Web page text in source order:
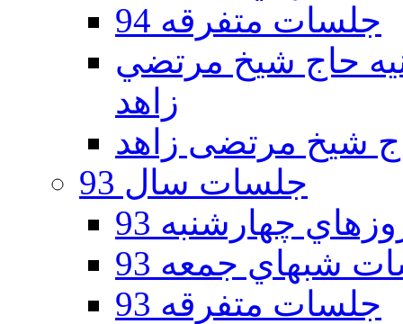
جلسات متفرقه 94
دوم 94 - حسينيه حاج شيخ مرتضي
زاهد
جلسات سال 93
چهارشنبه 93
شبهاي جمعه 93
جلسات متفرقه 93